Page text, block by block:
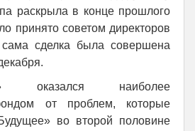
раскрыла в конце прошлого
принято советом директоров
сделка была совершена
оказался наиболее
от проблем, которые
во второй половине